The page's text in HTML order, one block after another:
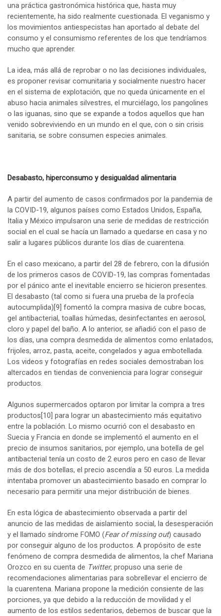
una práctica gastronómica histórica que, hasta muy
recientemente, ha sido realmente cuestionada. El veganismo y
los movimientos antiespecistas han aportado al debate del
consumo y el consumismo referentes de los que tendríamos
mucho que aprender.
La idea, más allá de reprobar o no las decisiones individuales,
es proponer revisar comunitaria y socialmente nuestro hacer
en el sistema de explotación, que no queda únicamente en el
abuso hacia animales silvestres, el murciélago, los pangolines
o las iguanas, sino que se expande a todos aquellos que han
venido sobreviviendo en un mundo en el que, con o sin crisis
sanitaria, se sobre consumen especies animales.
Desabasto, hiperconsumo y desigualdad alimentaria
A partir del aumento de casos confirmados por la pandemia de
la COVID-19, algunos países como Estados Unidos, España,
Italia y México impulsaron una serie de medidas de restricción
social en el cual se hacía un llamado a quedarse en casa y no
salir a lugares públicos durante los días de cuarentena.
En el caso mexicano, a partir del 28 de febrero, con la difusión
de los primeros casos de COVID-19, las compras fomentadas
por el pánico ante el inevitable encierro se hicieron presentes.
El desabasto (tal como si fuera una prueba de la profecía
autocumplida)[9] fomentó la compra masiva de cubre bocas,
gel antibacterial, toallas húmedas, desinfectantes en aerosol,
cloro y papel del baño. A lo anterior, se añadió con el paso de
los días, una compra desmedida de alimentos como enlatados,
frijoles, arroz, pasta, aceite, congelados y agua embotellada.
Los videos y fotografías en redes sociales demostraban los
altercados en tiendas de conveniencia para lograr conseguir
productos.
Algunos supermercados optaron por limitar la compra a tres
productos[10] para lograr un abastecimiento más equitativo
entre la población. Lo mismo ocurrió con el desabasto en
Suecia y Francia en donde se implementó el aumento en el
precio de insumos sanitarios, por ejemplo, una botella de gel
antibacterial tenía un costo de 2 euros pero en caso de llevar
más de dos botellas, el precio ascendía a 50 euros. La medida
intentaba promover un abastecimiento basado en comprar lo
necesario para permitir una mejor distribución de bienes.
En esta lógica de abastecimiento observada a partir del
anuncio de las medidas de aislamiento social, la desesperación
y el llamado síndrome FOMO (Fear of missing out) causado
por conseguir alguno de los productos. A propósito de este
fenómeno de compra desmedida de alimentos, la chef Mariana
Orozco en su cuenta de Twitter, propuso una serie de
recomendaciones alimentarias para sobrellevar el encierro de
la cuarentena. Mariana propone la medición consiente de las
porciones, ya que debido a la reducción de movilidad y el
aumento de los estilos sedentarios, debemos de buscar que la